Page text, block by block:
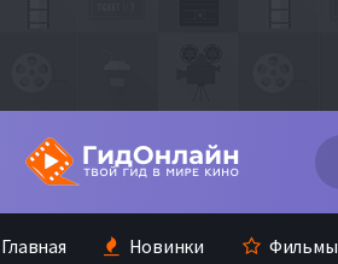
Главная Новинки Фильмы